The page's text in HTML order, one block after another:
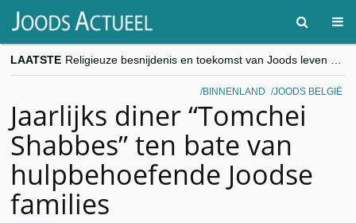
LAATSTE
“Besnijdenisdebat toont hoe moeilijk seculiere Westen minderheden begrijpt”, Jinnih Beels (Vooruit)
CITYTRIP | ROEMENIË – Boekarest: de verrassing van Oost-Europa
BINNENLAND JOODS BELGIË
Jaarlijks diner “Tomchei
Shabbes” ten bate van
hulpbehoefende Joodse
families